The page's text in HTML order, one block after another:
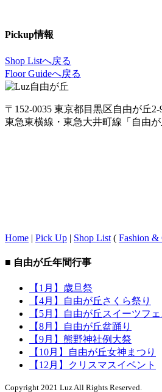
Pickup情報
Shop Listへ戻る
Floor Guideへ戻る
〒152-0035 東京都目黒区自由が丘2-
東急東横線・東急大井町線「自由
Home | Pick Up | Shop List ( Fashion &
■ 自由が丘年間行事
【1月】歳旦祭
【4月】自由が丘さくら祭り
【5月】自由が丘スイーツフ
【8月】自由が丘盆踊り
【9月】熊野神社例大祭
【10月】自由が丘女神まつり
【12月】クリスマスイベント
Copyright 2021 Luz All Rights Reserved.